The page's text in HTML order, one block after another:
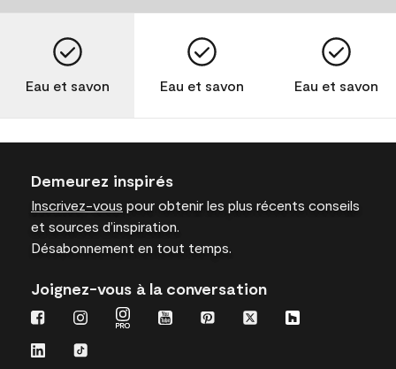
Eau et savon Eau et savon Eau et savon
Demeurez inspirés
Inscrivez-vous pour obtenir les plus récents conseils
et sources d’inspiration.
Désabonnement en tout temps.
Joignez-vous à la conversation